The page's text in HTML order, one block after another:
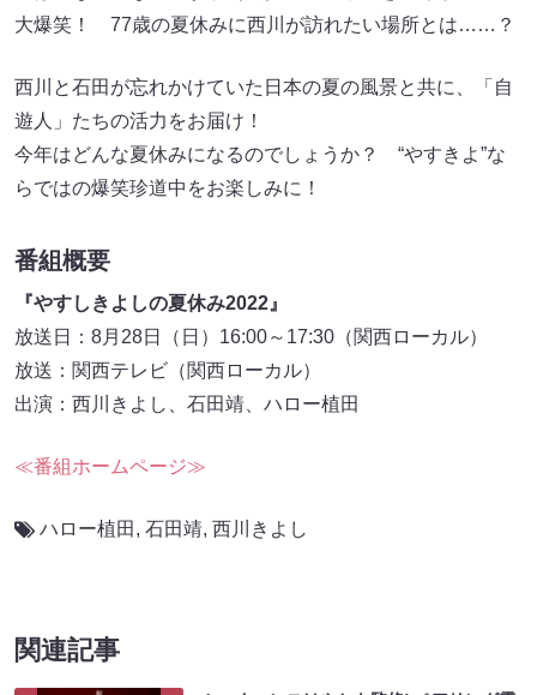
大爆笑！ 77歳の夏休みに西川が訪れたい場所とは……？
西川と石田が忘れかけていた日本の夏の風景と共に、「自
遊人」たちの活力をお届け！
今年はどんな夏休みになるのでしょうか？ “やすきよ”な
らではの爆笑珍道中をお楽しみに！
番組概要
『やすしきよしの夏休み2022』
放送日：8月28日（日）16:00～17:30（関西ローカル）
放送：関西テレビ（関西ローカル）
出演：西川きよし、石田靖、ハロー植田
≪番組ホームページ≫
ハロー植田 , 石田靖, 西川きよし
関連記事